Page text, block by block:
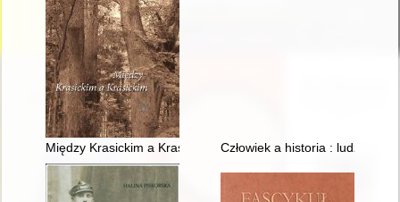
Między Krasickim a Krasickim Człowiek a historia : ludzie i